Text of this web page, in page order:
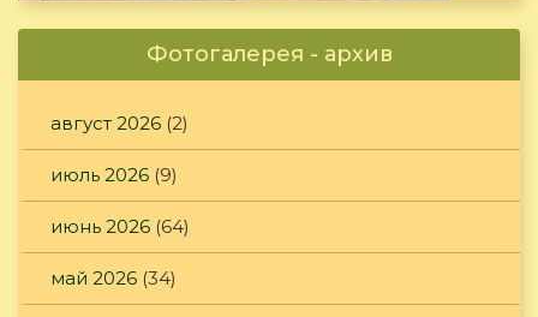
Фотогалерея - архив
август 2026 (2)
июль 2026 (9)
июнь 2026 (64)
май 2026 (34)